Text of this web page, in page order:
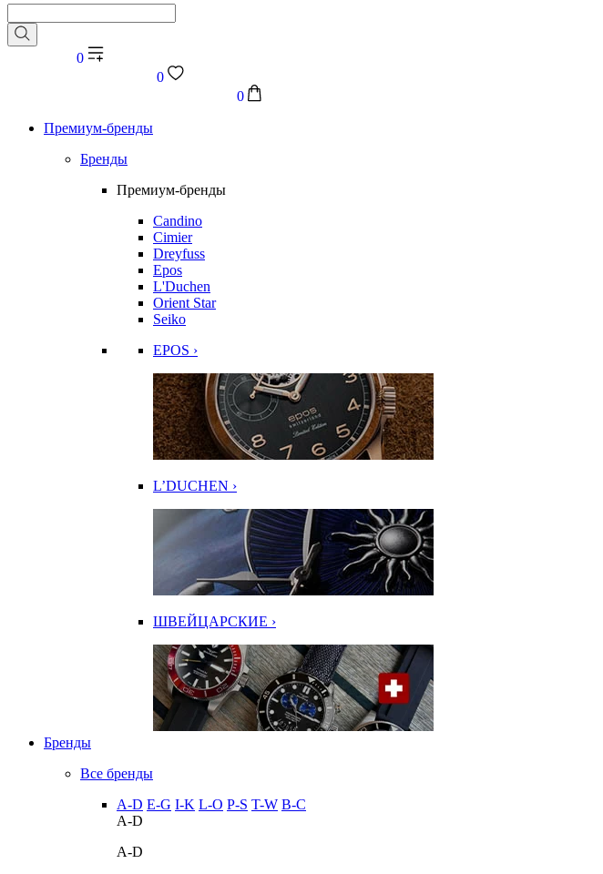
0
0
0
Премиум-бренды
Бренды
Премиум-бренды
Candino
Cimier
Dreyfuss
Epos
L'Duchen
Orient Star
Seiko
EPOS ›
L’DUCHEN ›
ШВЕЙЦАРСКИЕ ›
Бренды
Все бренды
A-D E-G I-K L-O P-S T-W В-С
A-D
A-D